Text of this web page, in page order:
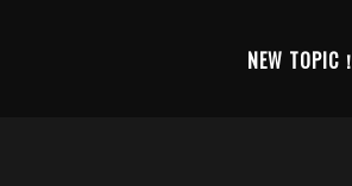
NEW TOPIC！